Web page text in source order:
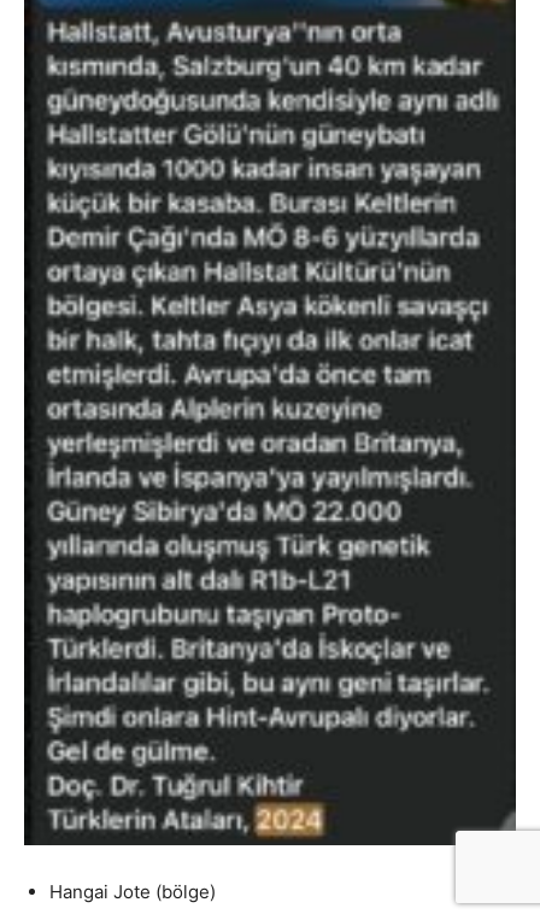
Hangai Jote (bölge)